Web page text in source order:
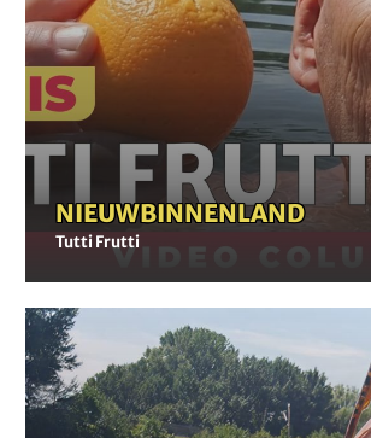
Tutti Frutti
NIEUWS
-
BINNENLAND
Madeleen
Helmer